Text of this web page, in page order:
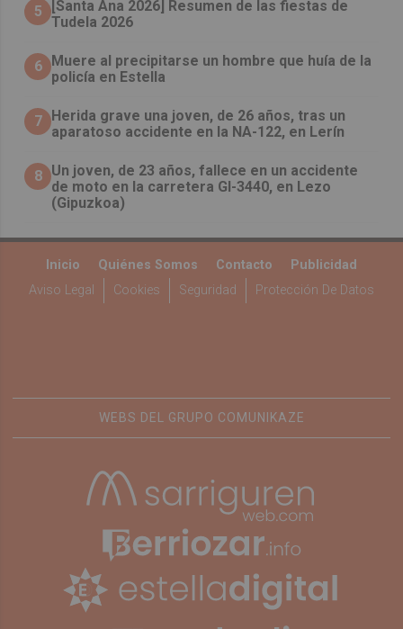
5
[Santa Ana 2026] Resumen de las fiestas de
Tudela 2026
6 Muere al precipitarse un hombre que huía de la
policía en Estella
7 Herida grave una joven, de 26 años, tras un
aparatoso accidente en la NA-122, en Lerín
8 Un joven, de 23 años, fallece en un accidente
de moto en la carretera GI-3440, en Lezo
(Gipuzkoa)
Inicio Quiénes Somos Contacto
Publicidad
Aviso Legal
Cookies Seguridad Protección De Datos
WEBS DEL GRUPO COMUNIKAZE